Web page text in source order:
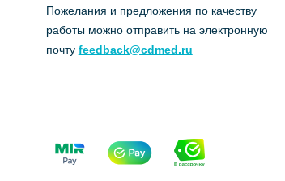
Пожелания и предложения по качеству
работы можно отправить на электронную
почту feedback@cdmed.ru